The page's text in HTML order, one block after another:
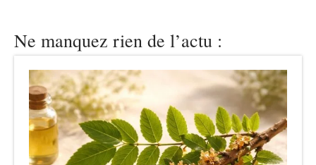
Ne manquez rien de l’actu :